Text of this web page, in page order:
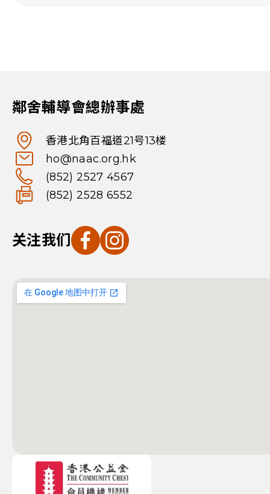
鄰舍輔導會總辦事處
香港北角百福道21号13楼
ho@naac.org.hk
(852) 2527 4567
(852) 2528 6552
关注我们